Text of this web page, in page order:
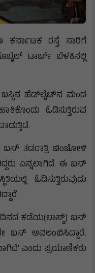
ಕರ್ನಾಟಕ ರಸ್ತೆ ಸಾರಿಗೆ
ಟಾರ್ಚ್ ಬೆಳಕಿನಲ್ಲಿ
ಹೆಡ್‌ಲೈಟ್‌ನ‌ ಮಂದ
ಓಡಿಸುತ್ತಿರುವ
ಬಸ್‌ ತಡರಾತ್ರಿ ಚಿಂಚೋಳಿ
ಎನ್ನಲಾಗಿದೆ. ಈ ಬಸ್‌
ಓಡಿಸುತ್ತಿರುವುದು
ಕಡೆಯ(ಲಾಸ್ಟ್‌) ಬಸ್
ಬಸ್ ಅವಲಂಬಿಸಿದ್ದಾರೆ.
ಎಂದು ಪ್ರಯಾಣಿಕರು